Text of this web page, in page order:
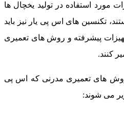
مورد استفاده در تولید یخچال ها
تکنسین های اس پی یار نیز باید
پیشرفته و روش های تعمیری
کنند.
های تعمیری مدرنی که اس پی
می شوند: